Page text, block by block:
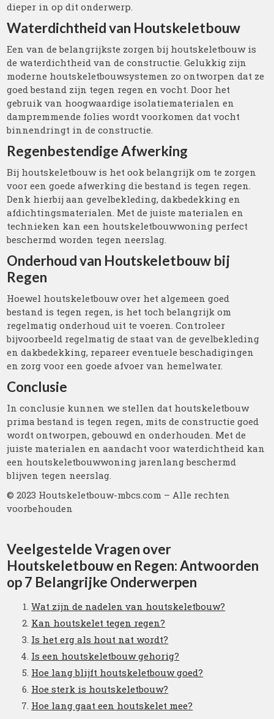
dieper in op dit onderwerp.
Waterdichtheid van Houtskeletbouw
Een van de belangrijkste zorgen bij houtskeletbouw is
de waterdichtheid van de constructie. Gelukkig zijn
moderne houtskeletbouwsystemen zo ontworpen dat ze
goed bestand zijn tegen regen en vocht. Door het
gebruik van hoogwaardige isolatiematerialen en
dampremmende folies wordt voorkomen dat vocht
binnendringt in de constructie.
Regenbestendige Afwerking
Bij houtskeletbouw is het ook belangrijk om te zorgen
voor een goede afwerking die bestand is tegen regen.
Denk hierbij aan gevelbekleding, dakbedekking en
afdichtingsmaterialen. Met de juiste materialen en
technieken kan een houtskeletbouwwoning perfect
beschermd worden tegen neerslag.
Onderhoud van Houtskeletbouw bij
Regen
Hoewel houtskeletbouw over het algemeen goed
bestand is tegen regen, is het toch belangrijk om
regelmatig onderhoud uit te voeren. Controleer
bijvoorbeeld regelmatig de staat van de gevelbekleding
en dakbedekking, repareer eventuele beschadigingen
en zorg voor een goede afvoer van hemelwater.
Conclusie
In conclusie kunnen we stellen dat houtskeletbouw
prima bestand is tegen regen, mits de constructie goed
wordt ontworpen, gebouwd en onderhouden. Met de
juiste materialen en aandacht voor waterdichtheid kan
een houtskeletbouwwoning jarenlang beschermd
blijven tegen neerslag.
© 2023 Houtskeletbouw-mbcs.com – Alle rechten
voorbehouden
Veelgestelde Vragen over
Houtskeletbouw en Regen: Antwoorden
op 7 Belangrijke Onderwerpen
Wat zijn de nadelen van houtskeletbouw?
Kan houtskelet tegen regen?
Is het erg als hout nat wordt?
Is een houtskeletbouw gehorig?
Hoe lang blijft houtskeletbouw goed?
Hoe sterk is houtskeletbouw?
Hoe lang gaat een houtskelet mee?